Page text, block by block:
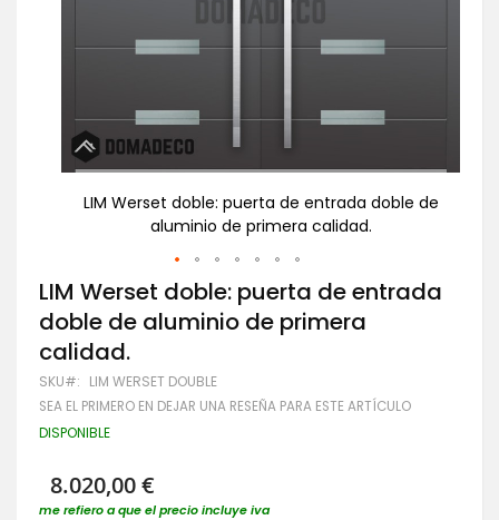
LIM Werset doble: puerta de entrada doble de
aluminio de primera calidad.
Saltar
al
comienzo
de
la
galería
de
imágenes
LIM Werset doble: puerta de entrada
doble de aluminio de primera
calidad.
SKU LIM WERSET DOUBLE
SEA EL PRIMERO EN DEJAR UNA RESEÑA PARA ESTE ARTÍCULO
DISPONIBLE
8.020,00 €
me refiero a que el precio incluye iva